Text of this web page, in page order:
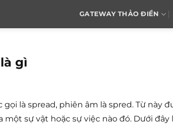
GATEWAY THẢO ĐIỀN
gì
là spread, phiên âm là spred. Từ này
sự vật hoặc sự việc nào đó. Dưới